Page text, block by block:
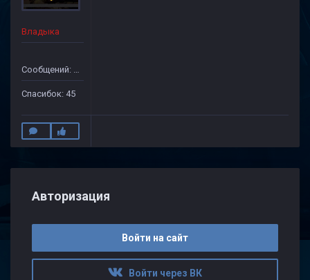
Владыка
Сообщений: 32
Спасибок: 45
Авторизация
Войти на сайт
Войти через ВК